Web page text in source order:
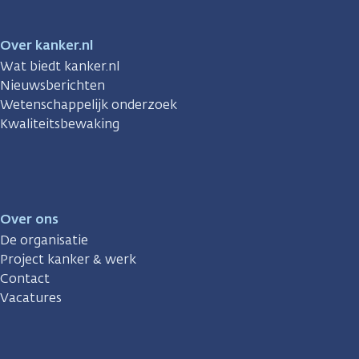
Over kanker.nl
Wat biedt kanker.nl
Nieuwsberichten
Wetenschappelijk onderzoek
Kwaliteitsbewaking
Over ons
De organisatie
Project kanker & werk
Contact
Vacatures